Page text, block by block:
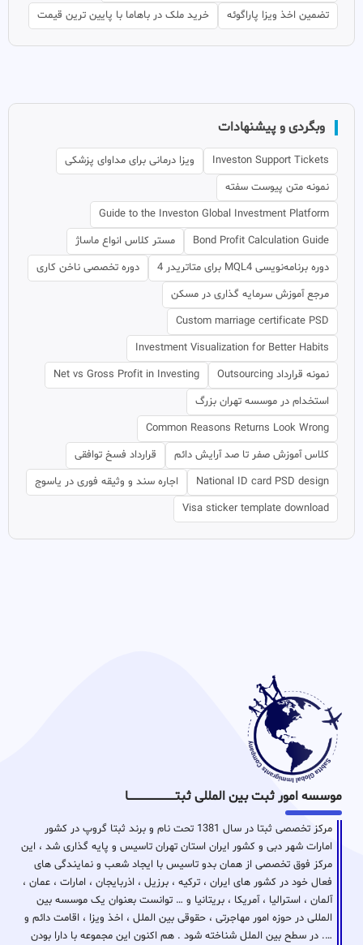
تضمین اخذ ویزا پاراگوئه
خرید ملک در باهاما با پایین ترین قیمت
وبگردی و پیشنهادات
Investon Support Tickets
ویزا درمانی برای مداوای پزشکی
نمونه متن پیوست سفته
Guide to the Investon Global Investment Platform
Bond Profit Calculation Guide
مستر کلاس انواع ماساژ
دوره برنامه‌نویسی MQL4 برای متاتریدر 4
دوره تخصصی ناخن کاری
مرجع آموزش سرمایه گذاری در مسکن
Custom marriage certificate PSD
Investment Visualization for Better Habits
نمونه قرارداد Outsourcing
Net vs Gross Profit in Investing
استخدام در موسسه تهران بزرگ
Common Reasons Returns Look Wrong
کلاس آموزش صفر تا صد آرایش دائم
قرارداد فسخ توافقی
National ID card PSD design
اجاره سند و وثیقه فوری در یاسوج
Visa sticker template download
موسسه امور ثبت بین المللی ثبتـــــــــــــــــــــــــــــا
مرکز تخصصی ثبتا در سال 1381 تحت نام و برند ثبتا گروپ در کشور
امارات شهر دبی و کشور ایران استان تهران تاسیس و پایه گذاری شد ، این
مرکز فوق تخصصی از همان بدو تاسیس با ایجاد شعب و نمایندگی های
فعال خود در کشور های ایران ، ترکیه ، برزیل ، اذربایجان ، امارات ، عمان ،
آلمان ، استرالیا ، آمریکا ، بریتانیا و … توانست بعنوان یک موسسه بین
المللی در حوزه امور مهاجرتی ، حقوقی بین الملل ، اخذ ویزا ، اقامت دائم و
…. در سطح بین الملل شناخته شود . هم اکنون این مجموعه با دارا بودن